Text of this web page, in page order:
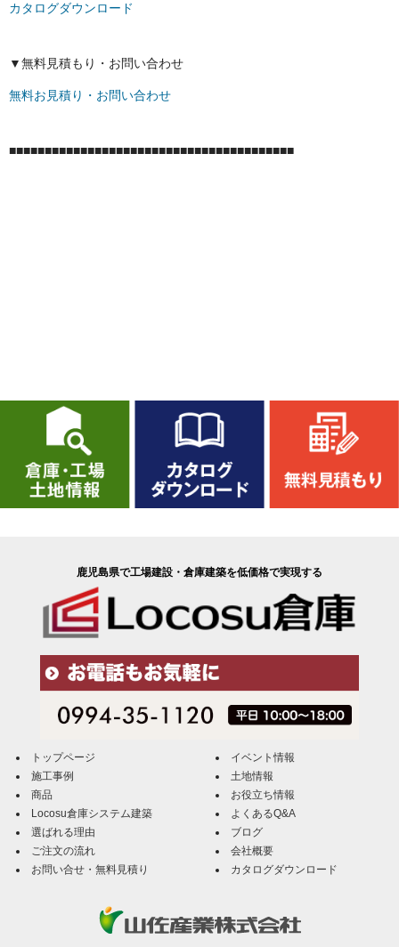
カタログダウンロード
▼無料見積もり・お問い合わせ
無料お見積り・お問い合わせ
■■■■■■■■■■■■■■■■■■■■■■■■■■■■■■■■■■■■■■■■
鹿児島県で工場建設・倉庫建築を低価格で実現する
トップページ
施工事例
商品
Locosu倉庫システム建築
選ばれる理由
ご注文の流れ
お問い合せ・無料見積り
イベント情報
土地情報
お役立ち情報
よくあるQ&A
ブログ
会社概要
カタログダウンロード